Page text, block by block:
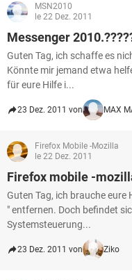
MSN2010
le 22 Dez. 2011
Messenger
Guten Tag, ich schaffe es
Könnte mir jemand etwa
für eure Hilfe i...
23 Dez. 2011 von MAX
Firefox Mobile -Mozilla
le 22 Dez. 2011
Firefox mobile -
Guten Tag, ich brauche eure
" entfernen. Doch befindet
Systemsteuerung...
23 Dez. 2011 von Ziko